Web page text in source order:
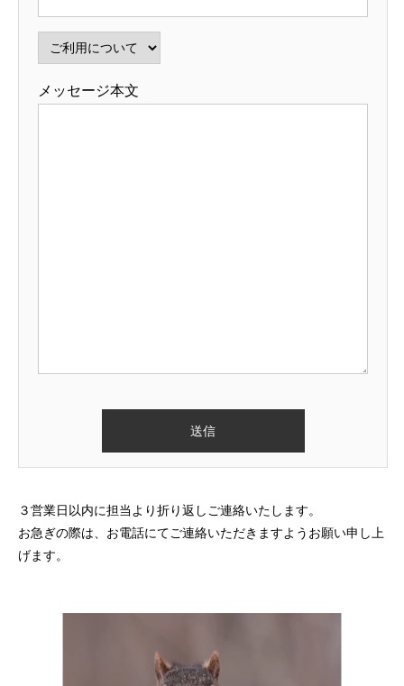
メッセージ本文
３営業日以内に担当より折り返しご連絡いたします。
お急ぎの際は、お電話にてご連絡いただきますようお願い申し上
げます。